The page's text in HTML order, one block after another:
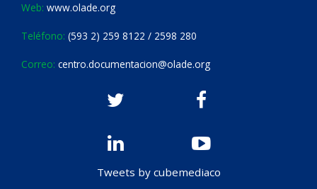
Web: www.olade.org
Teléfono: (593 2) 259 8122 / 2598 280
Correo: centro.documentacion@olade.org
Tweets by cubemediaco